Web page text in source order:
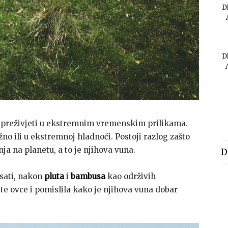
preživjeti u ekstremnim vremenskim prilikama.
ili u ekstremnoj hladnoći. Postoji razlog zašto
na planetu, a to je njihova vuna.
nakon plutaibambusakao održivih
ovce i pomislila kako je njihova vuna dobar